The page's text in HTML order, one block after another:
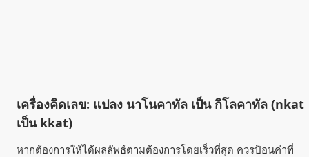
เครื่องคิดเลข: แปลง นาโนคาทัล เป็น กิโลคาทัล (nkat
เป็น kkat)
หากต้องการให้ได้ผลลัพธ์ตามต้องการโดยเร็วที่สุด ควรป้อนค่าที่